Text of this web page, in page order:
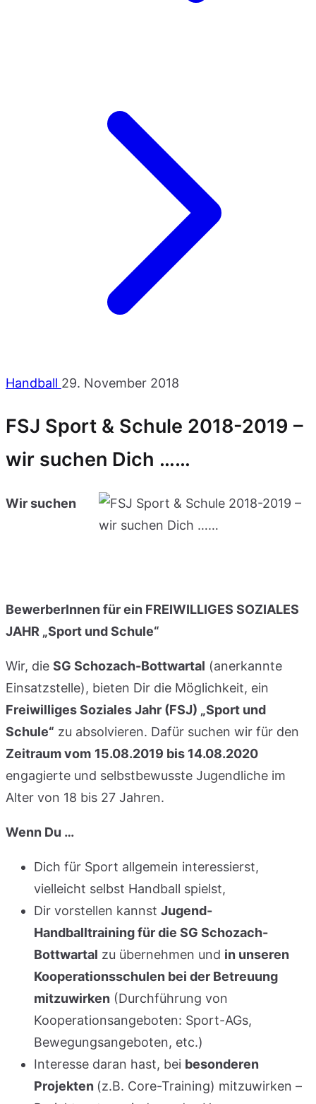
Handball 29. November 2018
FSJ Sport & Schule 2018-2019 –
wir suchen Dich ……
Wir suchen
BewerberInnen für ein FREIWILLIGES SOZIALES
JAHR „Sport und Schule“
Wir, die SG Schozach-Bottwartal (anerkannte
Einsatzstelle), bieten Dir die Möglichkeit, ein
Freiwilliges Soziales Jahr (FSJ) „Sport und
Schule“ zu absolvieren. Dafür suchen wir für den
Zeitraum vom 15.08.2019 bis 14.08.2020
engagierte und selbstbewusste Jugendliche im
Alter von 18 bis 27 Jahren.
Wenn Du …
Dich für Sport allgemein interessierst,
vielleicht selbst Handball spielst,
Dir vorstellen kannst Jugend-
Handballtraining für die SG Schozach-
Bottwartal zu übernehmen und in unseren
Kooperationsschulen bei der Betreuung
mitzuwirken (Durchführung von
Kooperationsangeboten: Sport-AGs,
Bewegungsangeboten, etc.)
Interesse daran hast, bei besonderen
Projekten (z.B. Core-Training) mitzuwirken –